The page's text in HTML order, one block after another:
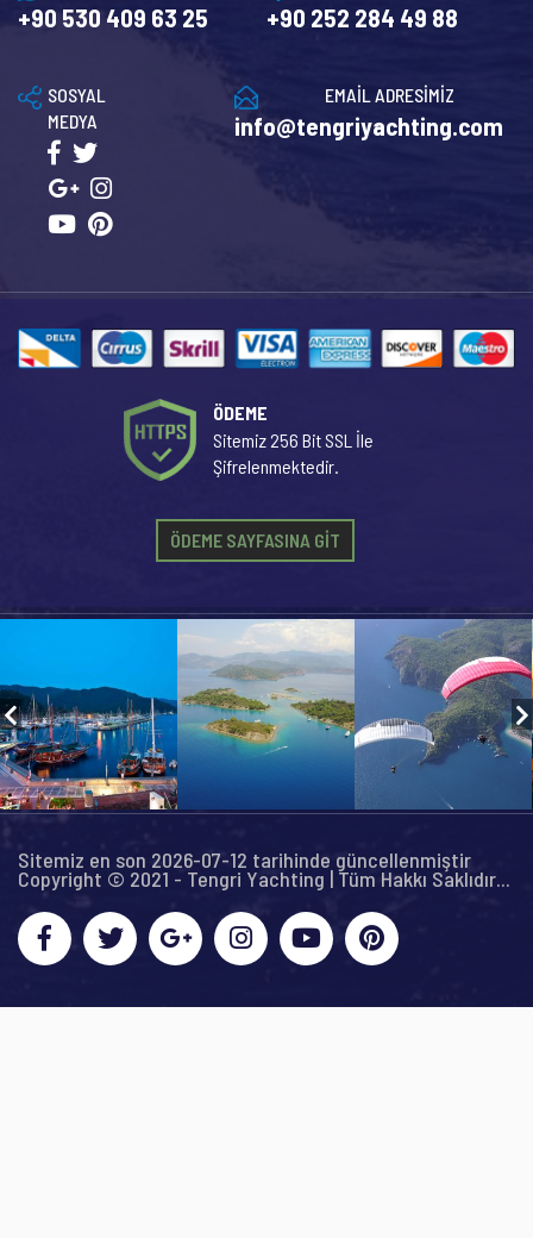
+90 530 409 63 25 +90 252 284 49 88
EMAİL ADRESİMİZ
info@tengriyachting.com
SOSYAL
MEDYA
ÖDEME
Sitemiz 256 Bit SSL İle
Şifrelenmektedir.
ÖDEME SAYFASINA GİT
Sitemiz en son 2026-07-12 tarihinde güncellenmiştir
Copyright © 2021 - Tengri Yachting | Tüm Hakkı Saklıdır...